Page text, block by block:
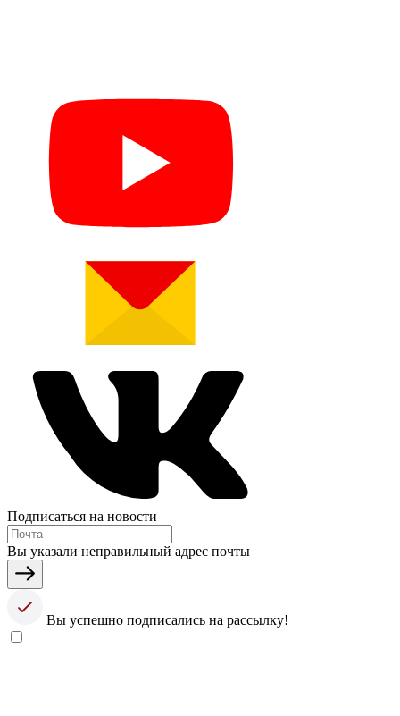
Подписаться на новости
Вы указали неправильный адрес почты
Вы успешно подписались на рассылку!